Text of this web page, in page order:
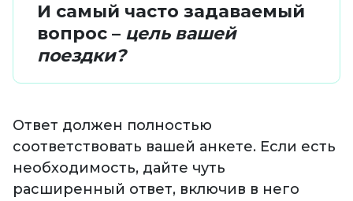
И самый часто задаваемый
вопрос – цель вашей
поездки?
Ответ должен полностью
соответствовать вашей анкете. Если есть
необходимость, дайте чуть
расширенный ответ, включив в него